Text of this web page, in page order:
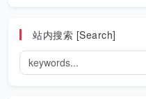
站内搜索 [Search]